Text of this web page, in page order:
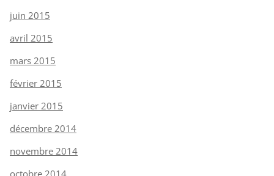
juin 2015
avril 2015
mars 2015
février 2015
janvier 2015
décembre 2014
novembre 2014